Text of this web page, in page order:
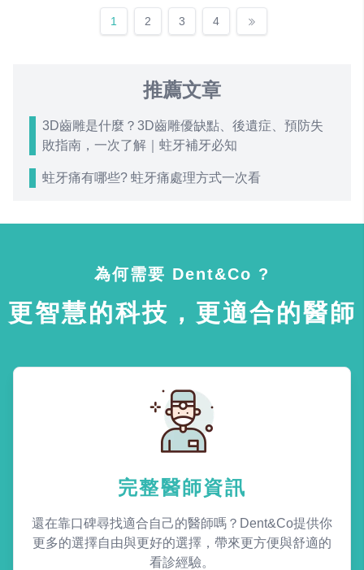
1 2 3 4
推薦文章
3D齒雕是什麼？3D齒雕優缺點、後遺症、預防失
敗指南，一次了解｜蛀牙補牙必知
蛀牙痛有哪些? 蛀牙痛處理方式一次看
為何需要 Dent&Co ?
更智慧的科技，更適合的醫師
完整醫師資訊
還在靠口碑尋找適合自己的醫師嗎？Dent&Co提供你
更多的選擇自由與更好的選擇，帶來更方便與舒適的
看診經驗。